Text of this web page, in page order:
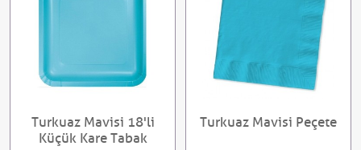
Turkuaz Mavisi 18'li
Küçük Kare Tabak
Turkuaz Mavisi Peçete